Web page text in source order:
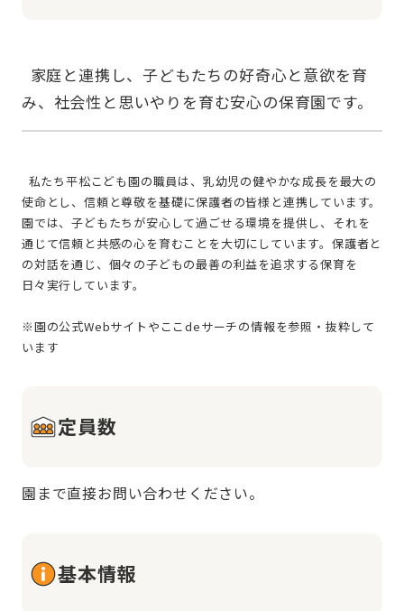
使命とし、信頼と尊敬を基礎に保護者の皆様と連携しています。
園では、子どもたちが安心して過ごせる環境を提供し、それを
通じて信頼と共感の心を育むことを大切にしています。保護者と
の対話を通じ、個々の子どもの最善の利益を追求する保育を
日々実行しています。
※園の公式Webサイトやここdeサーチの情報を参照・抜粋して
定員数
園まで直接お問い合わせください。
基本情報